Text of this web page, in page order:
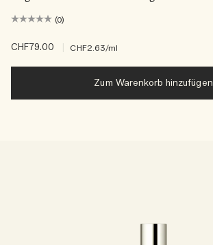
(0)
CHF79.00 CHF2.63/ml
Zum Warenkorb hinzufügen